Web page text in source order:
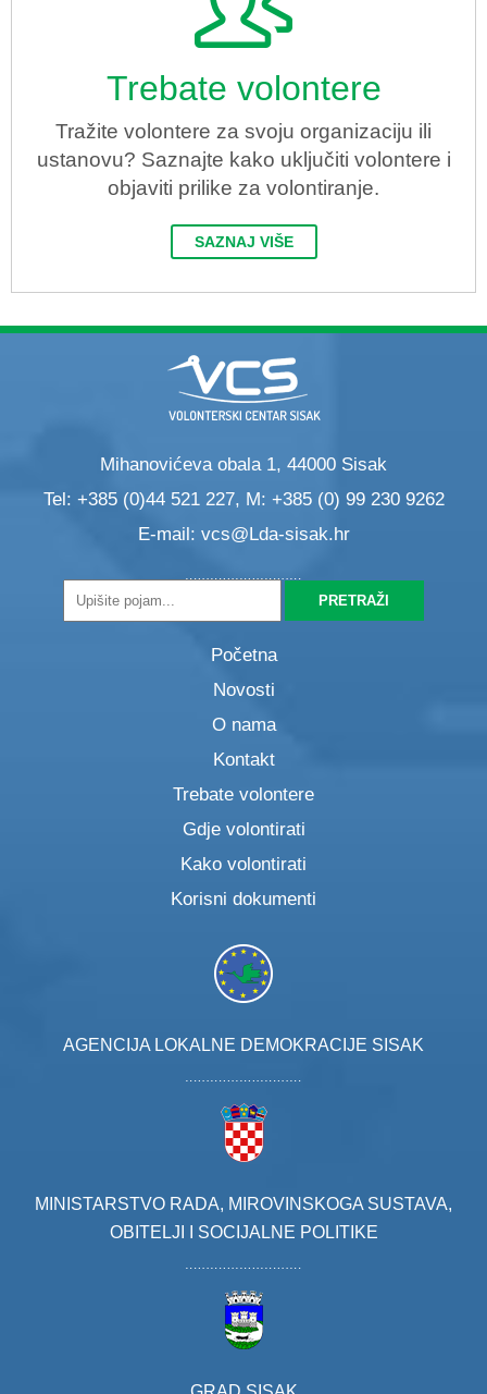
Trebate volontere
Tražite volontere za svoju organizaciju ili
ustanovu? Saznajte kako uključiti volontere i
objaviti prilike za volontiranje.
SAZNAJ VIŠE
Mihanovićeva obala 1, 44000 Sisak
Tel: +385 (0)44 521 227, M: +385 (0) 99 230 9262
E-mail: vcs@Lda-sisak.hr
Početna
Novosti
O nama
Kontakt
Trebate volontere
Gdje volontirati
Kako volontirati
Korisni dokumenti
AGENCIJA LOKALNE DEMOKRACIJE SISAK
MINISTARSTVO RADA, MIROVINSKOGA SUSTAVA,
OBITELJI I SOCIJALNE POLITIKE